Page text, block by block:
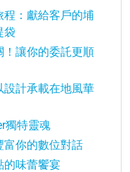
：獻給客戶的埔
袋
！讓你的委託更順
設計承載在地風華
獨特靈魂
富你的數位對話
的味蕾饗宴